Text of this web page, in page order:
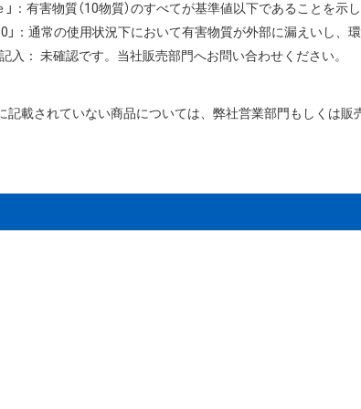
」：有害物質（10物質）のすべてが基準値以下であることを示し
」：通常の使用状況下において有害物質が外部に漏えいし、
入： 未確認です。当社販売部門へお問い合わせください。
記載されていない商品については、弊社営業部門もしくは販